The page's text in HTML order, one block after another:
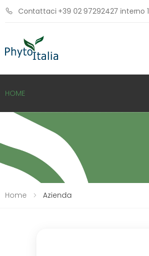
Contattaci +39 02 97292427 interno 1
HOME
Home Azienda